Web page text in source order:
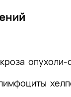
опухоли-